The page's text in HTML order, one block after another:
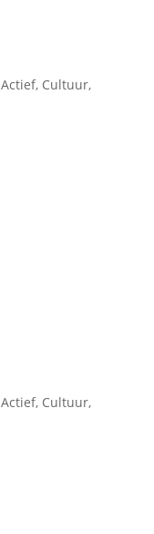
Actief, Cultuur,
Actief, Cultuur,